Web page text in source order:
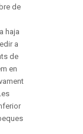
de
haja
a
de
en